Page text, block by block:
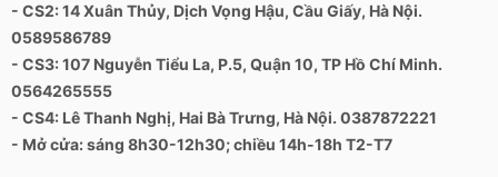
- CS2: 14 Xuân Thủy, Dịch Vọng Hậu, Cầu Giấy, Hà Nội.
0589586789
- CS3: 107 Nguyễn Tiểu La, P.5, Quận 10, TP Hồ Chí Minh.
0564265555
- CS4: Lê Thanh Nghị, Hai Bà Trưng, Hà Nội. 0387872221
- Mở cửa: sáng 8h30-12h30; chiều 14h-18h T2-T7